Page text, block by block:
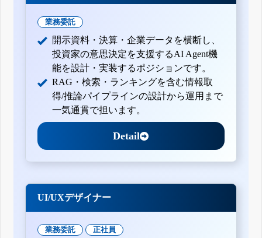
業務委託
開示資料・決算・企業データを横断し、
投資家の意思決定を支援するAI Agent機
能を設計・実装するポジションです。
RAG・検索・ランキングを含む情報取
得/推論パイプラインの設計から運用まで
一気通貫で担います。
Detail
UI/UXデザイナー
業務委託 正社員